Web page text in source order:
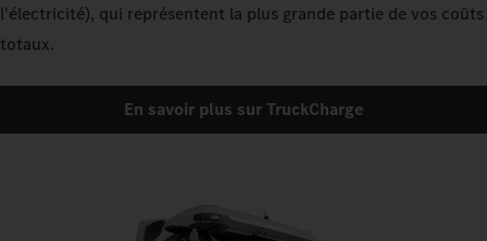
l'électricité), qui représentent la plus grande partie de vos coûts
totaux.
En savoir plus sur TruckCharge